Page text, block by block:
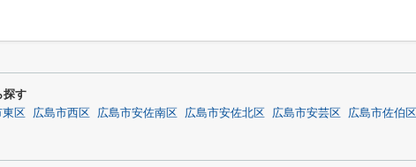
探す
区 広島市西区 広島市安佐南区 広島市安佐北区 広島市安芸区 広島市佐伯区